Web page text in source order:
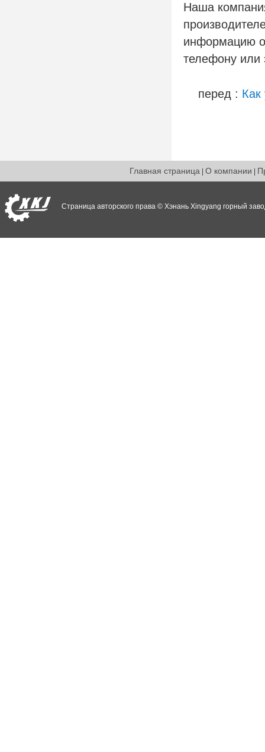
Наша
информацию
телефону или
перед : Как
Главная страница| О компании
Страница авторского права © Хэнань Xingyang горный